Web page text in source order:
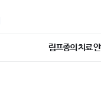
림프종의 치료